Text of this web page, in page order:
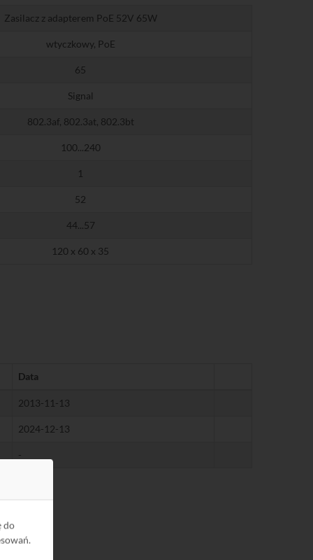
do
Zasilacz z adapterem PoE 52V 65W
wtyczkowy, PoE
65
Signal
802.3af, 802.3at, 802.3bt
100...240
1
52
44...57
120 x 60 x 35
Data
2013-11-13
2024-12-13
-